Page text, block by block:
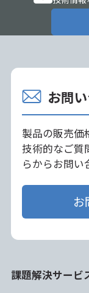
お問
製品の販売価
技術的なご質
らからお問い
お
課題解決サービ